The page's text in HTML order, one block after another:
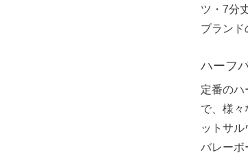
ツ・7分
ブランド
ハーフ
定番のハ
で、様々
ットサ
バレーボ